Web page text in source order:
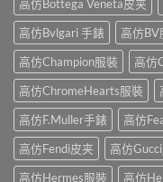
高仿Bottega Veneta皮夹
高仿Bvlgari 手錶
高仿BV
高仿Champion服裝
高仿
高仿ChromeHearts服裝
高仿F.Muller手錶
高仿
高仿Fendi皮夹
高仿
高仿Hermes服裝
高仿